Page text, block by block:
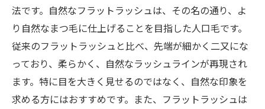
法です。自然なフラットラッシュは、その名の通り、よ
り自然なまつ毛に仕上げることを目指した人口毛です。
従来のフラットラッシュと比べ、先端が細かく二又にな
っており、柔らかく、自然なラッシュラインが再現され
ます。特に目を大きく見せるのではなく、自然な印象を
求める方にはおすすめです。また、フラットラッシュは